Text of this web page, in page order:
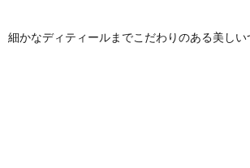
細かなディティールまでこだわりのある美しい